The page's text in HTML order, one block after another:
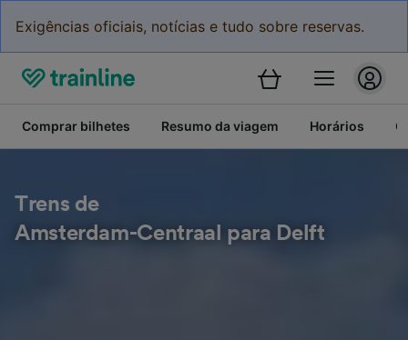
Exigências oficiais, notícias e tudo sobre reservas.
Comprar bilhetes Resumo da viagem Horários
Trens de
Amsterdam-Centraal para Delft